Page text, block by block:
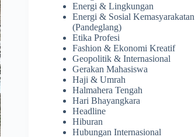
Energi & Lingkungan
Energi & Sosial Kemasyarakatan
(Pandeglang)
Etika Profesi
Fashion & Ekonomi Kreatif
Geopolitik & Internasional
Gerakan Mahasiswa
Haji & Umrah
Halmahera Tengah
Hari Bhayangkara
Headline
Hiburan
Hubungan Internasional